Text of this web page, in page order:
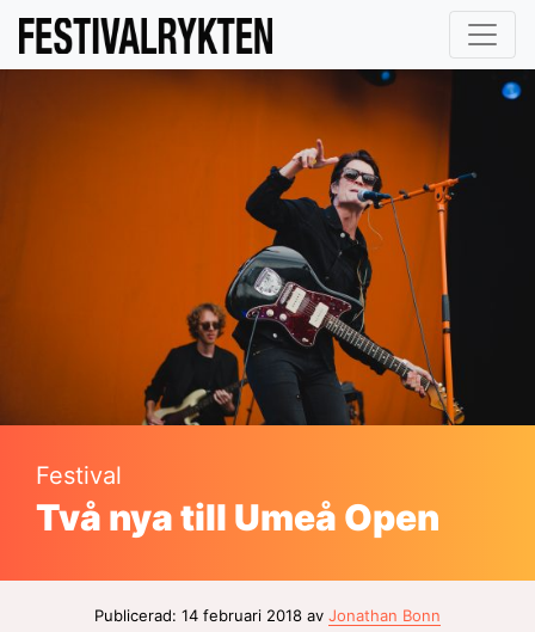
Festival
Två nya till Umeå Open
Publicerad: 14 februari 2018 av Jonathan Bonn